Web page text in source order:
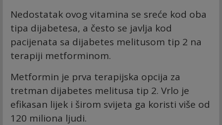
Nedostatak ovog vitamina se sreće kod oba
tipa dijabetesa, a često se javlja kod
pacijenata sa dijabetes melitusom tip 2 na
terapiji metforminom.
Metformin je prva terapijska opcija za
tretman dijabetes melitusa tip 2. Vrlo je
efikasan lijek i širom svijeta ga koristi više od
120 miliona ljudi.